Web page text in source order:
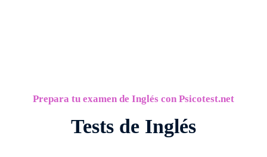
Prepara tu examen de Inglés con Psicotest.net
Tests de Inglés